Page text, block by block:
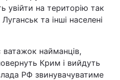
увійти на територію так
та інші населені
ватажок найманців,
Крим і вийдуть
РФ звинувачуватиме